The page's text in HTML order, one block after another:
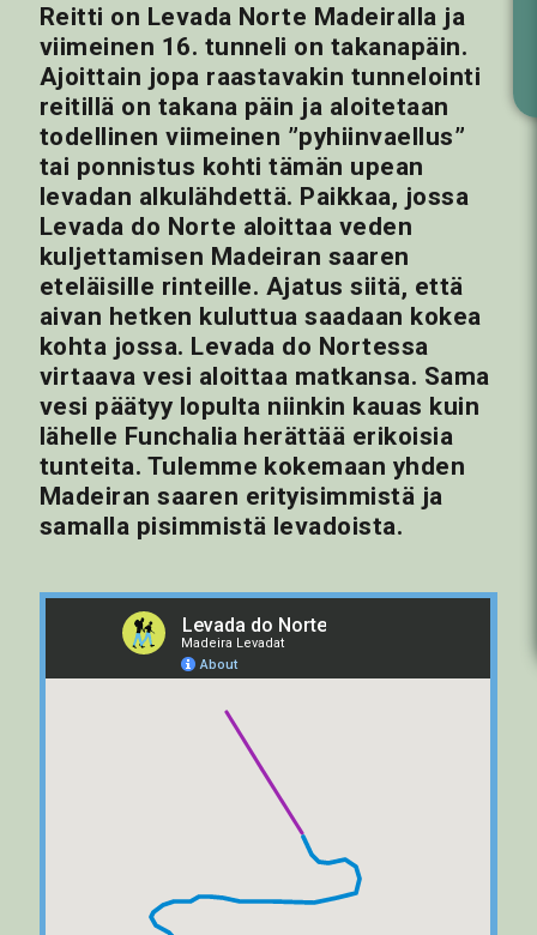
Reitti on Levada Norte Madeiralla ja
viimeinen 16. tunneli on takanapäin.
Ajoittain jopa raastavakin tunnelointi
reitillä on takana päin ja aloitetaan
todellinen viimeinen ”pyhiinvaellus”
tai ponnistus kohti tämän upean
levadan alkulähdettä. Paikkaa, jossa
Levada do Norte aloittaa veden
kuljettamisen Madeiran saaren
eteläisille rinteille. Ajatus siitä, että
aivan hetken kuluttua saadaan kokea
kohta jossa. Levada do Nortessa
virtaava vesi aloittaa matkansa. Sama
vesi päätyy lopulta niinkin kauas kuin
lähelle Funchalia herättää erikoisia
tunteita. Tulemme kokemaan yhden
Madeiran saaren erityisimmistä ja
samalla pisimmistä levadoista.